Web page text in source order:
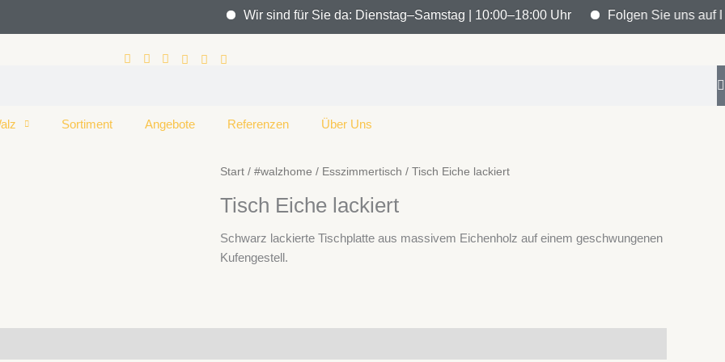
Wir sind für Sie da: Dienstag–Samstag | 10:00–18:00 Uhr Folgen Sie uns auf
Sortiment Angebote Referenzen Über Uns
Start / #walzhome / Esszimmertisch / Tisch Eiche lackiert
Tisch Eiche lackiert
Schwarz lackierte Tischplatte aus massivem Eichenholz auf einem geschwungenen
Kufengestell.